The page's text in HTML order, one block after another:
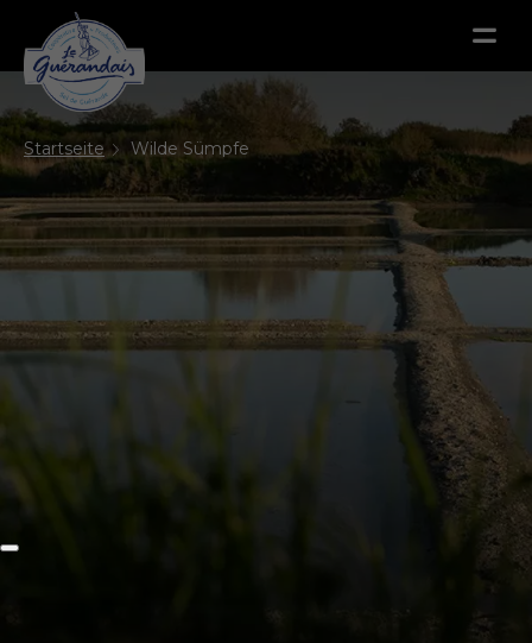
Startseite Wilde Sümpfe